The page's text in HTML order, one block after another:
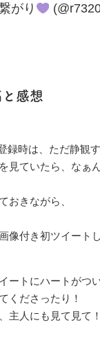
がり
感想
録時は、ただ静観
見ていたら、なぁ
おきながら、
像付き初ツイート
ートにハートがつ
くださったり！
主人にも見て見て